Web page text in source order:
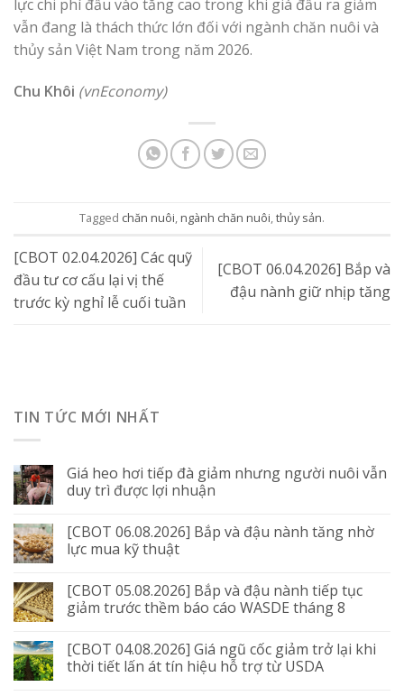
lực chi phí đầu vào tăng cao trong khi giá đầu ra giảm
vẫn đang là thách thức lớn đối với ngành chăn nuôi và
thủy sản Việt Nam trong năm 2026.
Chu Khôi (vnEconomy)
Tagged chăn nuôi, ngành chăn nuôi,thủy sản.
[CBOT 02.04.2026] Các quỹ
đầu tư cơ cấu lại vị thế
trước kỳ nghỉ lễ cuối tuần
[CBOT 06.04.2026] Bắp và
đậu nành giữ nhịp tăng
TIN TỨC MỚI NHẤT
Giá heo hơi tiếp đà giảm nhưng người nuôi vẫn
duy trì được lợi nhuận
[CBOT 06.08.2026] Bắp và đậu nành tăng nhờ
lực mua kỹ thuật
[CBOT 05.08.2026] Bắp và đậu nành tiếp tục
giảm trước thềm báo cáo WASDE tháng 8
[CBOT 04.08.2026] Giá ngũ cốc giảm trở lại khi
thời tiết lấn át tín hiệu hỗ trợ từ USDA